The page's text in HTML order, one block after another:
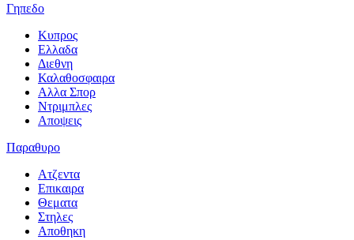
Γηπεδο
Κυπρος
Ελλαδα
Διεθνη
Καλαθοσφαιρα
Αλλα Σπορ
Ντριμπλες
Αποψεις
Παραθυρο
Ατζεντα
Επικαιρα
Θεματα
Στηλες
Αποθηκη